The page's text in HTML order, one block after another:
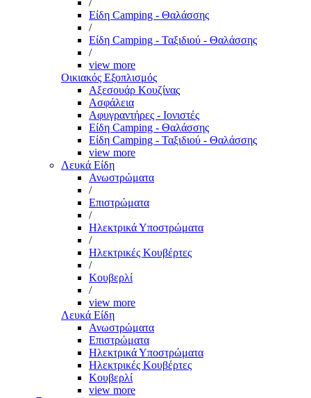
/
Είδη Camping - Θαλάσσης
/
Είδη Camping - Ταξιδιού - Θαλάσσης
/
view more
Οικιακός Εξοπλισμός
Αξεσουάρ Κουζίνας
Ασφάλεια
Αφυγραντήρες - Ιονιστές
Είδη Camping - Θαλάσσης
Είδη Camping - Ταξιδιού - Θαλάσσης
view more
Λευκά Είδη
Ανωστρώματα
/
Επιστρώματα
/
Ηλεκτρικά Υποστρώματα
/
Ηλεκτρικές Κουβέρτες
/
Κουβερλί
/
view more
Λευκά Είδη
Ανωστρώματα
Επιστρώματα
Ηλεκτρικά Υποστρώματα
Ηλεκτρικές Κουβέρτες
Κουβερλί
view more